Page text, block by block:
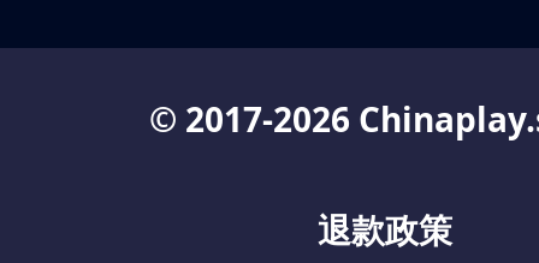
© 2017-2026
退款政策